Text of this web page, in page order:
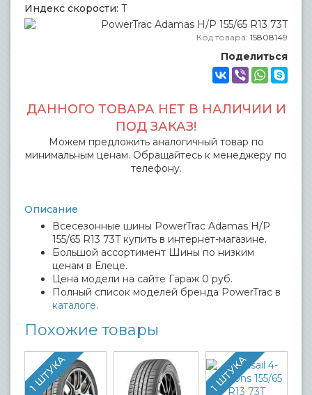
Индекс скорости: T
Код товара: 15808149
Поделиться
ДАННОГО ТОВАРА НЕТ В НАЛИЧИИ И
ПОД ЗАКАЗ!
Можем предложить аналогичный товар по
минимальным ценам. Обращайтесь к менеджеру по
телефону.
Описание
Всесезонные шины PowerTrac Adamas H/P
155/65 R13 73T купить в интернет-магазине.
Большой ассортимент Шины по низким
ценам в Елеце.
Цена модели на сайте Гараж 0 руб.
Полный список моделей бренда PowerTrac в
каталоге.
Похожие товары
1 ШТУКА 1 ШТУКА